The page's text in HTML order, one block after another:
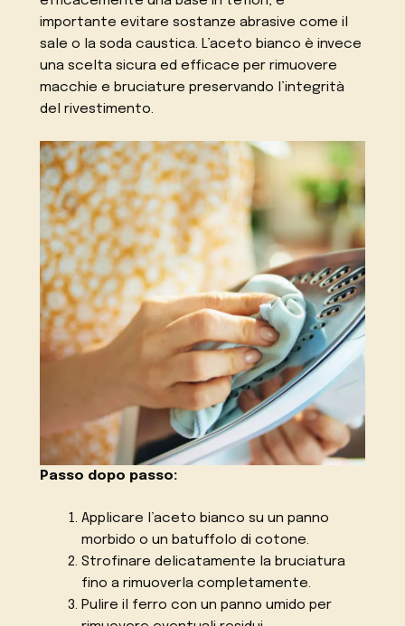
importante evitare sostanze abrasive come il
sale o la soda caustica. L’aceto bianco è invece
una scelta sicura ed efficace per rimuovere
macchie e bruciature preservando l’integrità
del rivestimento.
Passo dopo passo:
Applicare l’aceto bianco su un panno
morbido o un batuffolo di cotone.
Strofinare delicatamente la bruciatura
fino a rimuoverla completamente.
Pulire il ferro con un panno umido per